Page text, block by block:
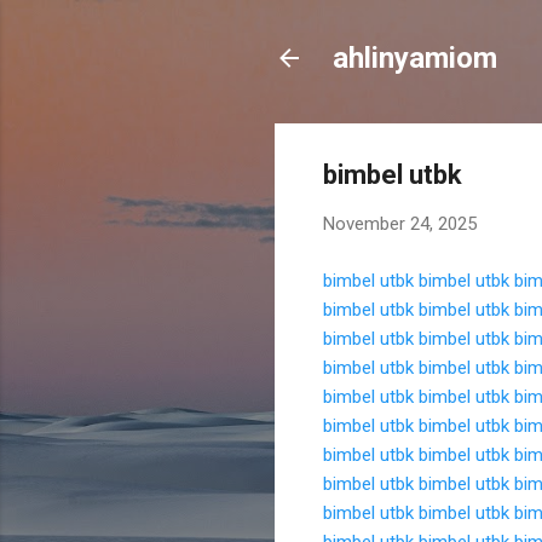
ahlinyamiom
bimbel utbk
November 24, 2025
bimbel utbk bimbel utbk
bimbel utbk bimbel utbk
bimbel utbk bimbel utbk
bimbel utbk bimbel utbk
bimbel utbk bimbel utbk
bimbel utbk bimbel utbk
bimbel utbk bimbel utbk
bimbel utbk bimbel utbk
bimbel utbk bimbel utbk